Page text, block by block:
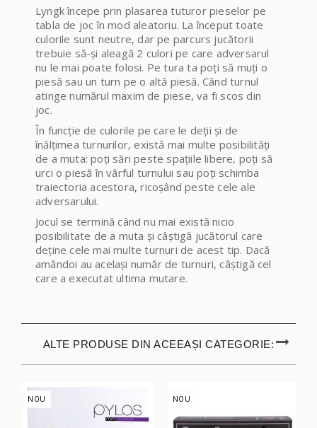
Lyngk începe prin plasarea tuturor pieselor pe
tabla de joc în mod aleatoriu. La început toate
culorile sunt neutre, dar pe parcurs jucătorii
trebuie să-și aleagă 2 culori pe care adversarul
nu le mai poate folosi. Pe tura ta poți să muți o
piesă sau un turn pe o altă piesă. Când turnul
atinge numărul maxim de piese, va fi scos din
joc.
În funcție de culorile pe care le deții și de
înălțimea turnurilor, există mai multe posibilități
de a muta: poți sări peste spațiile libere, poți să
urci o piesă în vârful turnului sau poți schimba
traiectoria acestora, ricoșând peste cele ale
adversarului.
Jocul se termină când nu mai există nicio
posibilitate de a muta și câștigă jucătorul care
deține cele mai multe turnuri de acest tip. Dacă
amândoi au același număr de turnuri, câștigă cel
care a executat ultima mutare.
ALTE PRODUSE DIN ACEEAȘI CATEGORIE:
NOU NOU